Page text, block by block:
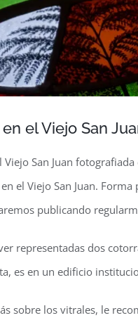
el Viejo San
San Juan
el Viejo San Juan.
publicando
representadas dos
es en un edificio
sobre los vitrales, le